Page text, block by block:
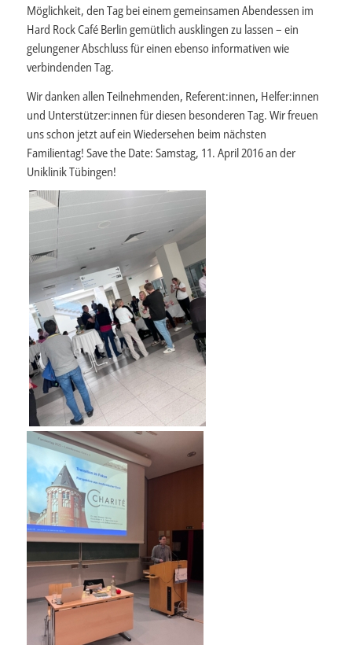
Möglichkeit, den Tag bei einem gemeinsamen Abendessen im
Hard Rock Café Berlin gemütlich ausklingen zu lassen – ein
gelungener Abschluss für einen ebenso informativen wie
verbindenden Tag.
Wir danken allen Teilnehmenden, Referent:innen, Helfer:innen
und Unterstützer:innen für diesen besonderen Tag. Wir freuen
uns schon jetzt auf ein Wiedersehen beim nächsten
Familientag! Save the Date: Samstag, 11. April 2016 an der
Uniklinik Tübingen!